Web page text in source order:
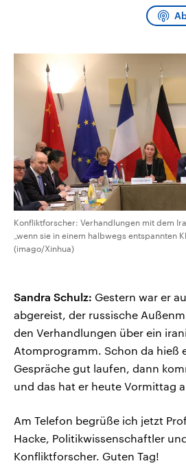
Konfliktforscher: Verhandlungen mit dem
„wenn sie in einem halbwegs entspannten
(imago/Xinhua)
Sandra Schulz: Gestern war er
abgereist, der russische
den Verhandlungen über ein
Atomprogramm. Schon da hieß
Gespräche gut laufen, dann
und das hat er heute Vormittag
Am Telefon begrüße ich jetzt
Hacke, Politikwissenschaftler
Konfliktforscher. Guten Tag!